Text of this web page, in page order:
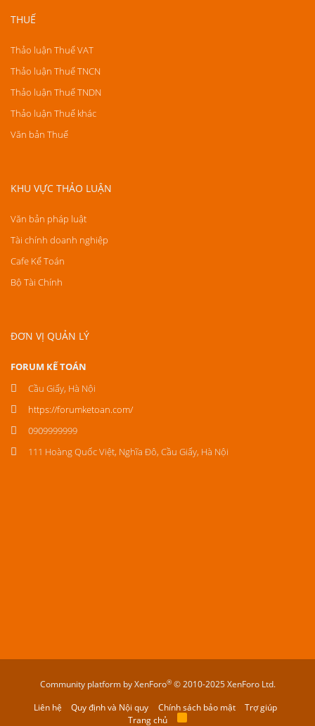
THUẾ
Thảo luận Thuế VAT
Thảo luận Thuế TNCN
Thảo luận Thuế TNDN
Thảo luận Thuế khác
Văn bản Thuế
KHU VỰC THẢO LUẬN
Văn bản pháp luật
Tài chính doanh nghiệp
Cafe Kế Toán
Bộ Tài Chính
ĐƠN VỊ QUẢN LÝ
FORUM KẾ TOÁN
Cầu Giấy, Hà Nội
https://forumketoan.com/
0909999999
111 Hoàng Quốc Việt, Nghĩa Đô, Cầu Giấy, Hà Nội
Community platform by XenForo® © 2010-2025 XenForo Ltd.
Liên hệ
Quy định và Nội quy Chính sách bảo mật
Trợ giúp
Trang chủ